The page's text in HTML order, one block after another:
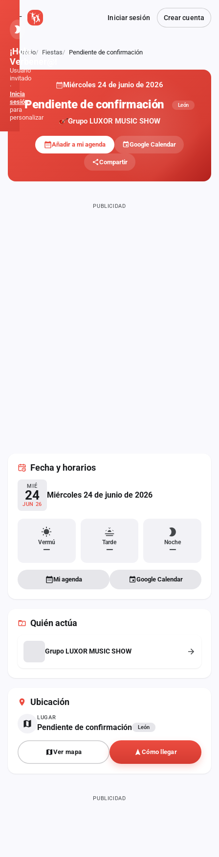
Iniciar sesión Crear cuenta
Atrás
Inicio Fiestas Pendiente de confirmación
Miércoles 24 de junio de 2026
Pendiente de confirmación León
Grupo LUXOR MUSIC SHOW
Añadir a mi agenda Google Calendar
Compartir
Ubicación
LUGAR
Pendiente de confirmación León
Ver mapa Cómo llegar
PUBLICIDAD
Fecha y horarios
MIÉ
24
JUN 26
Miércoles 24 de junio de 2026
Vermú
—
Tarde
—
Noche
—
Mi agenda Google Calendar
Quién actúa
Grupo LUXOR MUSIC SHOW
PUBLICIDAD
¡Hola,
Verbener@!
Usuario
invitado
·
Inicia
sesión
para
personalizar
Administración
Contacto